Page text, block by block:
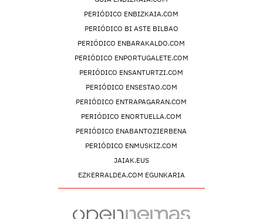
PERIÓDICO ENBIZKAIA.COM
PERIÓDICO BI ASTE BILBAO
PERIÓDICO ENBARAKALDO.COM
PERIÓDICO ENPORTUGALETE.COM
PERIÓDICO ENSANTURTZI.COM
PERIÓDICO ENSESTAO.COM
PERIÓDICO ENTRAPAGARAN.COM
PERIÓDICO ENORTUELLA.COM
PERIÓDICO ENABANTOZIERBENA
PERIÓDICO ENMUSKIZ.COM
JAIAK.EUS
EZKERRALDEA.COM EGUNKARIA